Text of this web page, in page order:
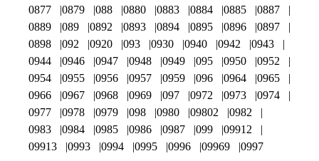
0877
0879 088 0880 0883 0884 0885
0887
0889
089 0892 0893 0894 0895 0896
0897
0898
092 0920 093 0930 0940 0942
0943
0944
0946 0947 0948 0949 095 0950
0952
0954
0955 0956 0957 0959 096 0964
0965
0966
0967 0968 0969 097 0972 0973
0974
0977
0978 0979 098 0980 09802
0982
0983
0984 0985 0986 0987 099
09912
09913
0993 0994 0995 0996 09969 0997